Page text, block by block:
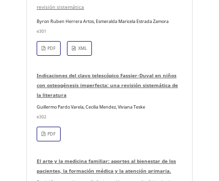
revisión sistemática
Byron Ruben Herrera Artos, Esmeralda Maricela Estrada Zamora
e301
PDF XML
Indicaciones del clavo telescópico Fassier-Duval en niños
con osteogénesis imperfecta: una revisión sistemática de
la literatura
Guillermo Pardo Varela, Cecilia Mendez, Viviana Teske
e302
PDF
El arte y la medicina familiar: aportes al bienestar de los
pacientes, la formación médica y la atención primaria.